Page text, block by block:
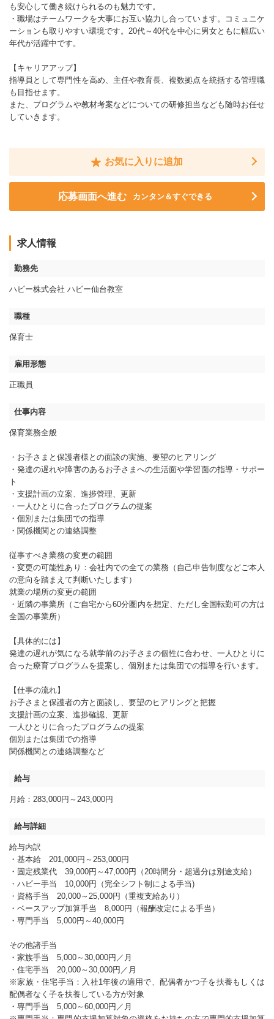
も安心して働き続けられるのも魅力です。
・職場はチームワークを大事にお互い協力し合っています。コミュニケ
ーションも取りやすい環境です。20代～40代を中心に男女ともに幅広い
年代が活躍中です。
【キャリアアップ】
指導員として専門性を高め、主任や教育長、複数拠点を統括する管理職
も目指せます。
また、プログラムや教材考案などについての研修担当なども随時お任せ
していきます。
お気に入りに追加
応募画面へ進む カンタン＆すぐできる
求人情報
勤務先
ハビー株式会社 ハビー仙台教室
職種
保育士
雇用形態
正職員
仕事内容
保育業務全般
・お子さまと保護者様との面談の実施、要望のヒアリング
・発達の遅れや障害のあるお子さまへの生活面や学習面の指導・サポー
ト
・支援計画の立案、進捗管理、更新
・一人ひとりに合ったプログラムの提案
・個別または集団での指導
・関係機関との連絡調整
従事すべき業務の変更の範囲
・変更の可能性あり：会社内での全ての業務（自己申告制度などご本人
の意向を踏まえて判断いたします）
就業の場所の変更の範囲
・近隣の事業所（ご自宅から60分圏内を想定、ただし全国転勤可の方は
全国の事業所）
【具体的には】
発達の遅れが気になる就学前のお子さまの個性に合わせ、一人ひとりに
合った療育プログラムを提案し、個別または集団での指導を行います。
【仕事の流れ】
お子さまと保護者の方と面談し、要望のヒアリングと把握
支援計画の立案、進捗確認、更新
一人ひとりに合ったプログラムの提案
個別または集団での指導
関係機関との連絡調整など
給与
月給：283,000円～243,000円
給与詳細
給与内訳
・基本給 201,000円～253,000円
・固定残業代 39,000円～47,000円（20時間分・超過分は別途支給）
・ハビー手当 10,000円（完全シフト制による手当)
・資格手当 20,000～25,000円（重複支給あり）
・ベースアップ加算手当 8,000円（報酬改定による手当）
・専門手当 5,000円～40,000円
その他諸手当
・家族手当 5,000～30,000円／月
・住宅手当 20,000～30,000円／月
※家族・住宅手当：入社1年後の適用で、配偶者かつ子を扶養もしくは
配偶者なく子を扶養している方が対象
・専門手当 5,000～60,000円／月